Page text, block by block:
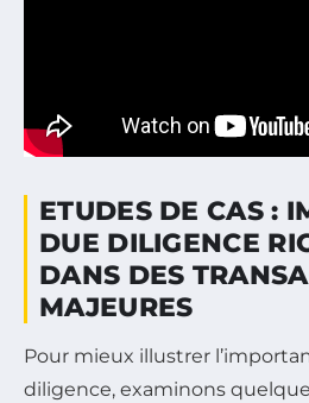
ETUDES DE CAS :
DUE DILIGENCE
DANS DES
MAJEURES
Pour mieux illustrer
diligence, examinons